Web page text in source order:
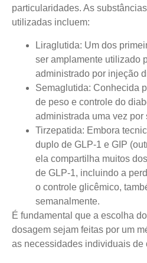
particularidades. As
utilizadas incluem:
Liraglutida: Um dos
ser amplamente utilizado
administrado por injeção
Semaglutida: Conhecida
de peso e controle do
administrada uma vez por
Tirzepatida: Embora
duplo de GLP-1 e GIP
ela compartilha muitos
de GLP-1, incluindo a
o controle glicêmico,
semanalmente.
É fundamental que a escolha
dosagem sejam feitas por um
as necessidades individuais de